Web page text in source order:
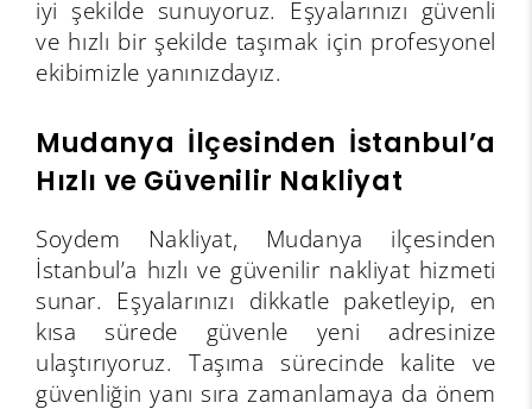
iyi şekilde sunuyoruz. Eşyalarınızı güvenli
ve hızlı bir şekilde taşımak için profesyonel
ekibimizle yanınızdayız.
Mudanya İlçesinden İstanbul’a
Hızlı ve Güvenilir Nakliyat
Soydem Nakliyat, Mudanya ilçesinden
İstanbul’a hızlı ve güvenilir nakliyat hizmeti
sunar. Eşyalarınızı dikkatle paketleyip, en
kısa sürede güvenle yeni adresinize
ulaştırıyoruz. Taşıma sürecinde kalite ve
güvenliğin yanı sıra zamanlamaya da önem